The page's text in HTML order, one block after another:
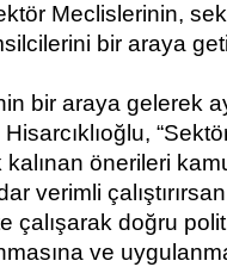
Meclislerinin,
bir araya
bir araya gelerek
kalınan önerileri
verimli
çalışarak doğru
ve